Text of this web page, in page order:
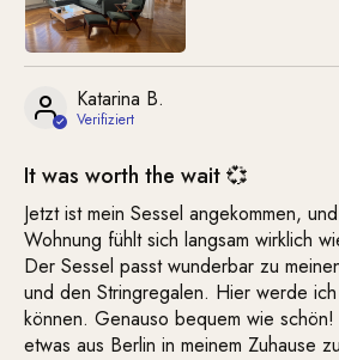
Katarina B.
It was worth the wait 💞
Jetzt ist mein Sessel angekommen,
Wohnung fühlt sich langsam wirklich
Der Sessel passt wunderbar zu
und den Stringregalen. Hier werde
können. Genauso bequem wie
etwas aus Berlin in meinem Zuhause